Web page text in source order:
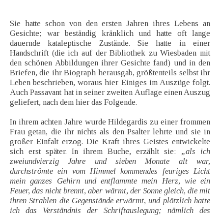
Sie hatte schon von den ersten Jahren ihres Lebens an
Gesichte; war beständig kränklich und hatte oft lange
dauernde kataleptische Zustände. Sie hatte in einer
Handschrift (die ich auf der Bibliothek zu Wiesbaden mit
den schönen Abbildungen ihrer Gesichte fand) und in den
Briefen, die ihr Biograph herausgab, größtenteils selbst ihr
Leben beschrieben, woraus hier Einiges im Auszüge folgt.
Auch Passavant hat in seiner zweiten Auflage einen Auszug
geliefert, nach dem hier das Folgende.
In ihrem achten Jahre wurde Hildegardis zu einer frommen
Frau getan, die ihr nichts als den Psalter lehrte und sie in
großer Einfalt erzog. Die Kraft ihres Geistes entwickelte
sich erst später. In ihrem Buche, erzählt sie:
„als ich
zweiundvierzig Jahre und sieben Monate alt war,
durchströmte ein vom Himmel kommendes feuriges Licht
mein ganzes Gehirn und entflammte mein Herz, wie ein
Feuer, das nicht brennt, aber wärmt, der Sonne gleich, die mit
ihren Strahlen die Gegenstände erwärmt, und plötzlich hatte
ich das Verständnis der Schriftauslegung; nämlich des